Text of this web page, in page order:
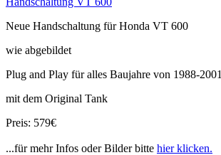
Neue Handschaltung für Honda VT 600
wie abgebildet
Plug and Play für alles Baujahre von 1988-2001
mit dem Original Tank
Preis: 579€
...für mehr Infos oder Bilder bitte hier klicken.